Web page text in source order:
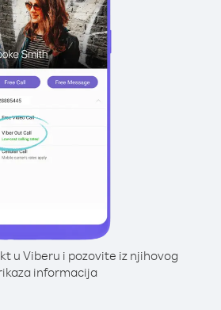
u Viberu i pozovite iz njihovog
informacija